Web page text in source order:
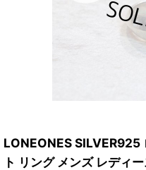
LONEONES
ト リング メンズ レディ